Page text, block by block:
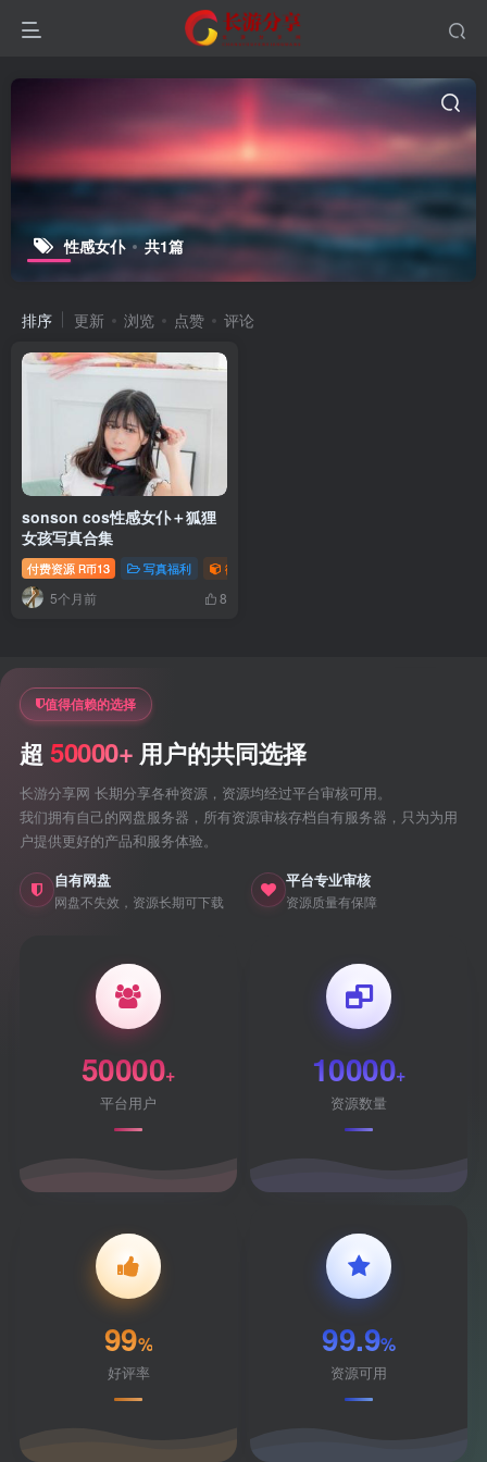
性感女仆 共1篇
排序 更新 浏览 点赞 评论
sonson cos性感女仆＋狐狸
女孩写真合集
付费资源 R币13 写真福利 御姐写真照片专题
5个月前 8
值得信赖的选择
超50000+ 用户的共同选择
长游分享网 长期分享各种资源，资源均经过平台审核可用。
我们拥有自己的网盘服务器，所有资源审核存档自有服务器，只为为用
户提供更好的产品和服务体验。
自有网盘
网盘不失效，资源长期可下载
平台专业审核
资源质量有保障
50000+
平台用户
10000+
资源数量
99%
好评率
99.9%
资源可用